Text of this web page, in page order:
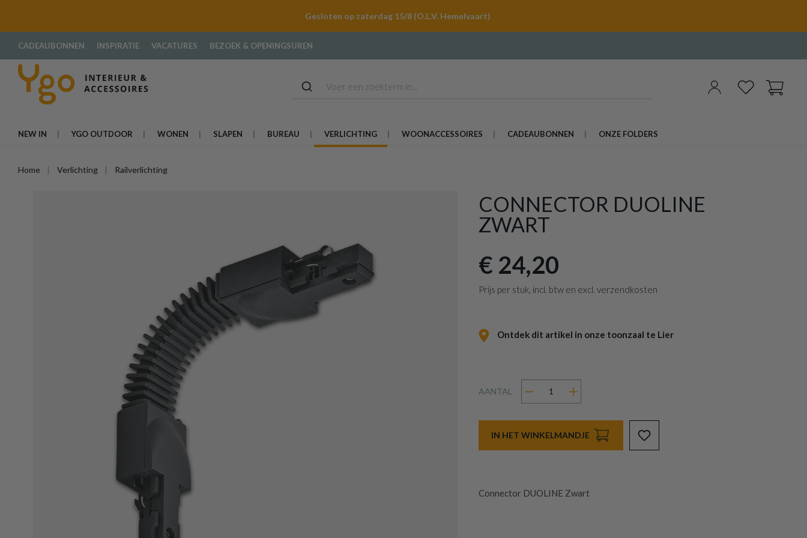
Gesloten op zaterdag 15/8 (O.L.V. Hemelvaart)
CADEAUBONNEN INSPIRATIE VACATURES BEZOEK & OPENINGSUREN
NEW IN YGO OUTDOOR WONEN SLAPEN BUREAU VERLICHTING WOONACCESSOIRES CADEAUBONNEN ONZE FOLDERS
Home Verlichting Railverlichting
CONNECTOR DUOLINE
ZWART
€ 24,20
Prijs per stuk, incl. btw en excl. verzendkosten
Ontdek dit artikel in onze toonzaal te Lier
AANTAL
IN HET WINKELMANDJE
Connector DUOLINE Zwart